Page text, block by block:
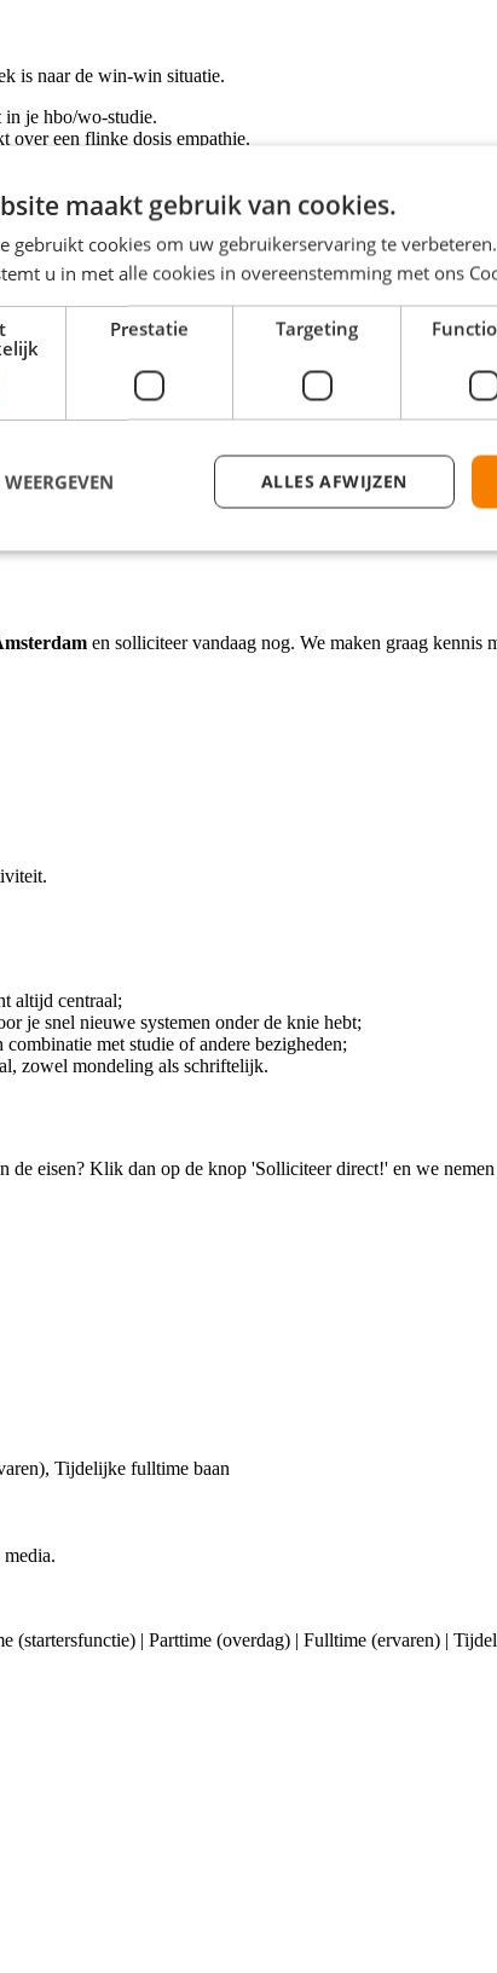
is naar de win-win situatie.
in je hbo/wo-studie.
over een flinke dosis empathie.
eigen.
betekent uitstekende condities:
kantoortijden.
kun je deels vanuit huis werken.
thuiswerkvergoeding van € 2,40.
met een informeel en ambitieus team.
samenkomen. We bieden je niet alleen een baan, maar een
en solliciteer vandaag nog. We maken graag kennis
altijd centraal;
je snel nieuwe systemen onder de knie hebt;
met studie of andere bezigheden;
zowel mondeling als schriftelijk.
de eisen? Klik dan op de knop 'Solliciteer direct!' en we
Tijdelijke fulltime baan
media.
(startersfunctie) | Parttime (overdag) | Fulltime (ervaren) |
maakt gebruik van cookies.
gebruikt cookies om uw gebruikerservaring te
u in met alle cookies in overeenstemming met ons
Prestatie Targeting
ALLES AFWIJZEN